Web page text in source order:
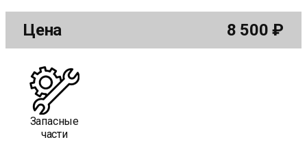
Цена 8 500₽
Запасные
части